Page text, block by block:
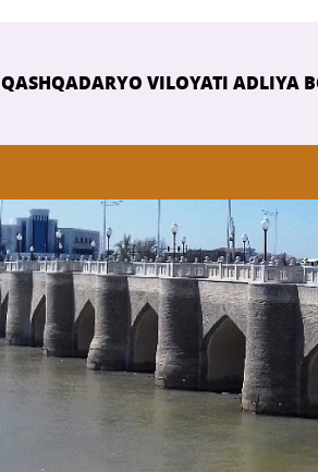
QASHQADARYO VILOYATI ADLIYA